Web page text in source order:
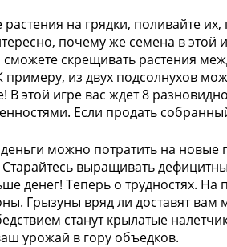
на грядки, поливайте
почему же семена в этой
скрещивать растения
примеру, из двух подсолнухов
В этой игре вас ждет 8
Если продать
можно потратить на новые
выращивать
денег! Теперь о трудностях. На
Грызуны вряд ли доставят вам
станут крылатые
урожай в гору объедков.